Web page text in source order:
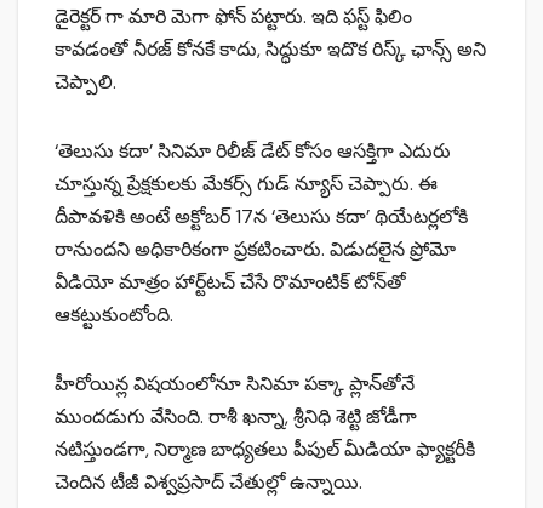
డైరెక్టర్ గా మారి మెగా ఫోన్ పట్టారు. ఇది ఫస్ట్ ఫిలిం
కావడంతో నీరజ్ కోనకే కాదు, సిద్ధుకూ ఇదొక రిస్క్ ఛాన్స్‌ అని
చెప్పాలి.
‘తెలుసు క‌దా’ సినిమా రిలీజ్ డేట్ కోసం ఆసక్తిగా ఎదురు
చూస్తున్న ప్రేక్షకులకు మేకర్స్ గుడ్ న్యూస్ చెప్పారు. ఈ
దీపావళికి అంటే అక్టోబర్ 17న ‘తెలుసు కదా’ థియేటర్లలోకి
రానుందని అధికారికంగా ప్రకటించారు. విడుదలైన ప్రోమో
వీడియో మాత్రం హార్ట్‌టచ్ చేసే రొమాంటిక్ టోన్‌తో
ఆకట్టుకుంటోంది.
హీరోయిన్ల విషయంలోనూ సినిమా పక్కా ప్లాన్‌తోనే
ముందడుగు వేసింది. రాశీ ఖన్నా, శ్రీనిధి శెట్టి జోడీగా
నటిస్తుండగా, నిర్మాణ బాధ్యతలు పీపుల్ మీడియా ఫ్యాక్టరీకి
చెందిన టీజీ విశ్వప్రసాద్ చేతుల్లో ఉన్నాయి.